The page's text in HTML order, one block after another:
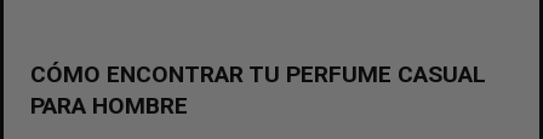
CÓMO ENCONTRAR TU PERFUME CASUAL
PARA HOMBRE